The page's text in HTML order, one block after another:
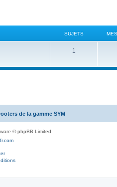
SUJETS
1
de la gamme SYM
© phpBB Limited